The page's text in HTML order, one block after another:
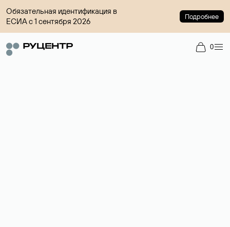
Обязательная идентификация в
ЕСИА с 1 сентября 2026
Подробнее
0